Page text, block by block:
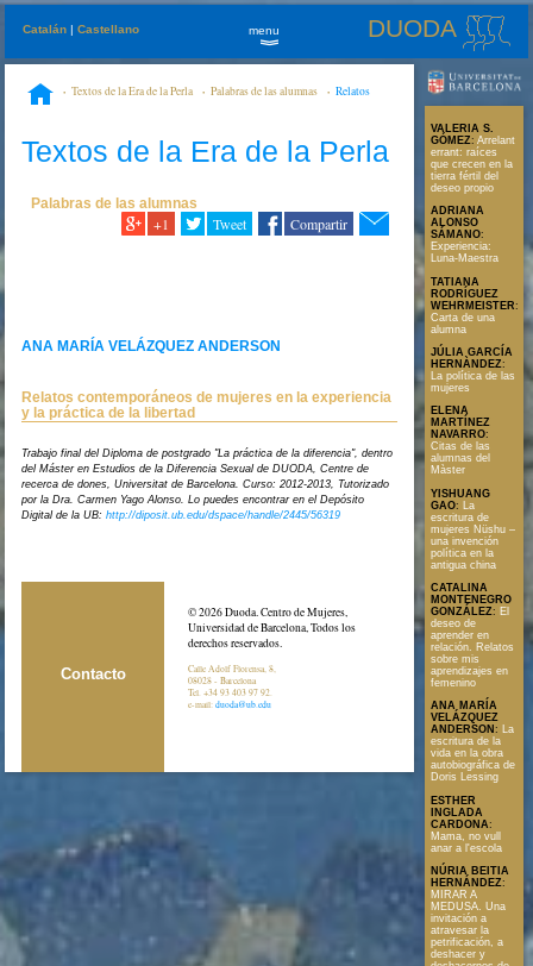
Catalán |Castellano DUODA
menu
»
Textos de la Era de la Perla Palabras de las alumnas
Relatos
Textos de la Era de la Perla
Palabras de las alumnas
+1 Tweet Compartir
ANA MARÍA VELÁZQUEZ ANDERSON
Relatos contemporáneos de mujeres en la experiencia
y la práctica de la libertad
Trabajo final del Diploma de postgrado "La práctica de la diferencia", dentro
del Máster en Estudios de la Diferencia Sexual de DUODA, Centre de
recerca de dones, Universitat de Barcelona. Curso: 2012-2013, Tutorizado
por la Dra. Carmen Yago Alonso. Lo puedes encontrar en el Depósito
Digital de la UB:http://diposit.ub.edu/dspace/handle/2445/56319
Contacto
© 2026 Duoda. Centro de Mujeres,
Universidad de Barcelona, Todos los
derechos reservados.
Calle Adolf Florensa, 8,
08028 - Barcelona
Tel. +34 93 403 97 92.
e-mail:duoda@ub.edu
VALERIA S.
GÓMEZ: Arrelant
errant: raíces
que crecen en la
tierra fértil del
deseo propio
ADRIANA
ALONSO
SÁMANO:
Experiencia:
Luna-Maestra
TATIANA
RODRÍGUEZ
WEHRMEISTER:
Carta de una
alumna
JÚLIA GARCÍA
HERNÀNDEZ:
La política de las
mujeres
ELENA
MARTÍNEZ
NAVARRO:
Citas de las
alumnas del
Màster
YISHUANG
GAO:
La
escritura de
mujeres Nüshu –
una invención
política en la
antigua china
CATALINA
MONTENEGRO
GONZÁLEZ: El
deseo de
aprender en
relación. Relatos
sobre mis
aprendizajes en
femenino
ANA MARÍA
VELÁZQUEZ
ANDERSON : La
escritura de la
vida en la obra
autobiográfica de
Doris Lessing
ESTHER
INGLADA
CARDONA:
Mama, no vull
anar a l'escola
NÚRIA BEITIA
HERNÁNDEZ:
MIRAR A
MEDUSA. Una
invitación a
atravesar la
petrificación, a
deshacer y